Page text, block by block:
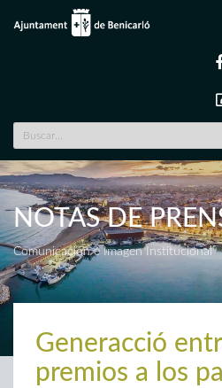
NOTAS DE
Comunicación e Imagen Institucional
Generacció
premios a los